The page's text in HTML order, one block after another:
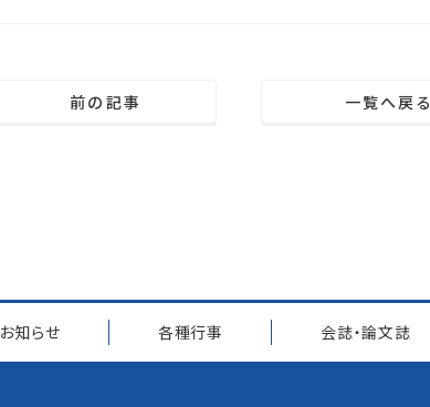
前の記事 一覧へ戻る
お知らせ 各種行事 会誌・論文誌